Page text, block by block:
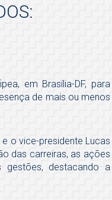
em Brasília-DF, para
de mais ou menos
o vice-presidente Lucas
das carreiras, as ações
destacando a